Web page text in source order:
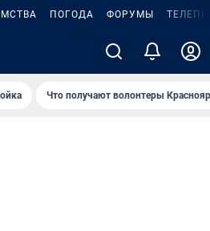
ПОГОДА ФОРУМЫ
Что получают волонтеры